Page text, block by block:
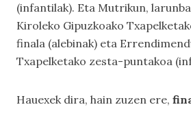
(infantilak). Eta Mutrikun,
Kiroleko Gipuzkoako
finala (alebinak) eta
Txapelketako zesta-puntakoa
Hauexek dira, hain zuzen ere,